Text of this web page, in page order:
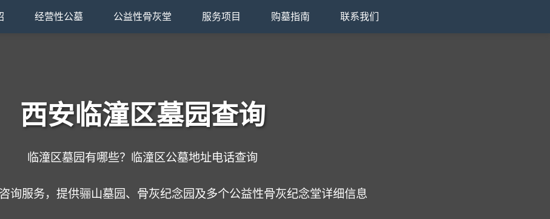
经营性公墓 公益性骨灰堂 服务项目 购墓指南 联系我们
西安临潼区墓园查询
临潼区墓园有哪些？临潼区公墓地址电话查询
询服务，提供骊山墓园、骨灰纪念园及多个公益性骨灰纪念堂详细信息